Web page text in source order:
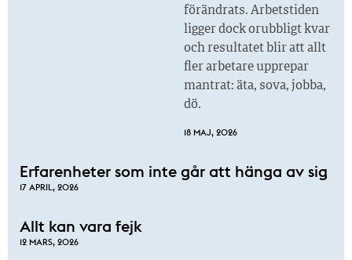
förändrats. Arbetstiden
ligger dock orubbligt kvar
och resultatet blir att allt
fler arbetare upprepar
mantrat: äta, sova, jobba,
dö.
18 MAJ, 2026
Erfarenheter som inte går att hänga av sig
17 APRIL, 2026
Allt kan vara fejk
12 MARS, 2026